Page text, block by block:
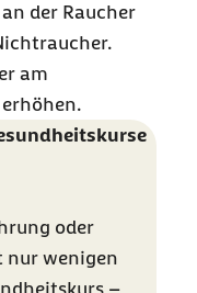
der Raucher
am
oder
nur wenigen